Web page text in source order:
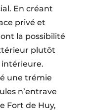
En créant
privé et
la possibilité
plutôt
intérieure.
une trémie
n’entrave
Fort de Huy,